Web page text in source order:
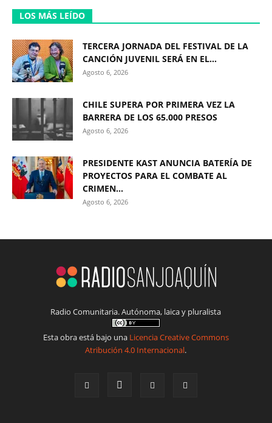
LOS MÁS LEÍDO
TERCERA JORNADA DEL FESTIVAL DE LA
CANCIÓN JUVENIL SERÁ EN EL...
Agosto 6, 2026
CHILE SUPERA POR PRIMERA VEZ LA
BARRERA DE LOS 65.000 PRESOS
Agosto 6, 2026
PRESIDENTE KAST ANUNCIA BATERÍA DE
PROYECTOS PARA EL COMBATE AL
CRIMEN...
Agosto 6, 2026
Radio Comunitaria. Autónoma, laica y pluralista
Esta obra está bajo una Licencia Creative Commons
Atribución 4.0 Internacional.